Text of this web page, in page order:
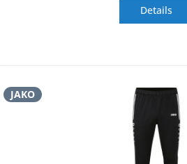
Details
JAKO